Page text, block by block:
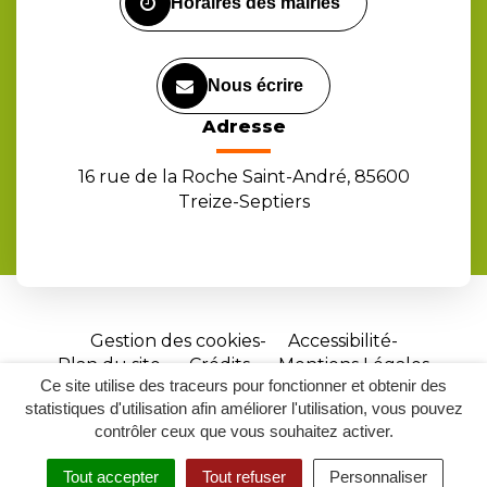
Ce site utilise des traceurs pour fonctionner et obtenir des
statistiques d'utilisation afin améliorer l'utilisation, vous pouvez
contrôler ceux que vous souhaitez activer.
Tout accepter Tout refuser Personnaliser
Nous écrire
Adresse
16 rue de la Roche Saint-André, 85600
Treize-Septiers
Gestion des cookies
Accessibilité
Plan du site
Crédits
Mentions Légales
Site
réalisé
par
Inovagora